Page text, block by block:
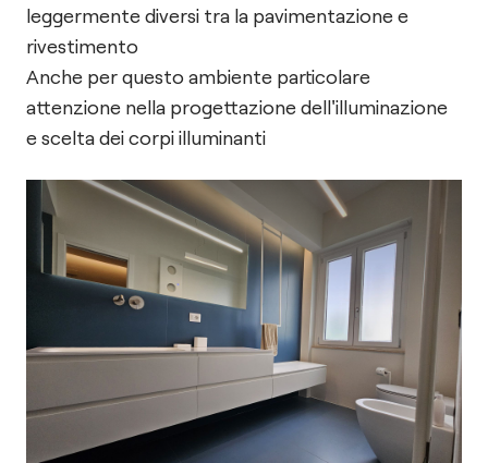
leggermente diversi tra la pavimentazione e
rivestimento
Anche per questo ambiente particolare
attenzione nella progettazione dell'illuminazione
e scelta dei corpi illuminanti